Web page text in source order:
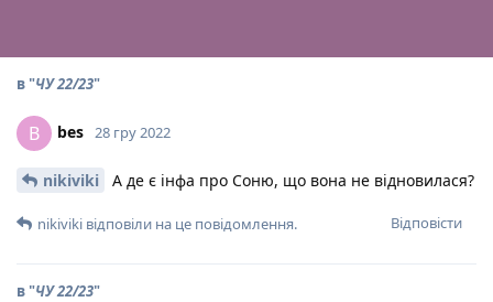
в "ЧУ 22/23"
B bes 28 гру 2022
nikiviki А де є інфа про Соню, що вона не відновилася?
Відповісти
nikiviki відповіли на це повідомлення.
в "ЧУ 22/23"